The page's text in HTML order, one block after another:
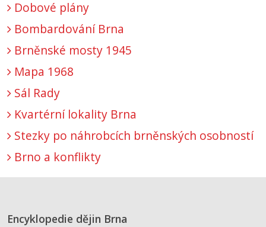
Dobové plány
Bombardování Brna
Brněnské mosty 1945
Mapa 1968
Sál Rady
Kvartérní lokality Brna
Stezky po náhrobcích brněnských osobností
Brno a konflikty
Encyklopedie dějin Brna